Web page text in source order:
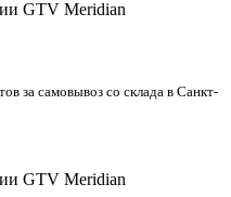
за самовывоз со склада в Санкт-